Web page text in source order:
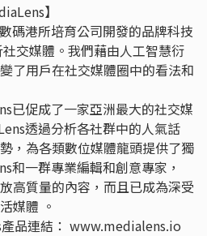
】
碼港所培育公司開發的品牌科技
交媒體。我們藉由人工智慧衍
了用戶在社交媒體圈中的看法和
已促成了一家亞洲最大的社交媒
透過分析各社群中的人氣話
，為各類數位媒體龍頭提供了獨
和一群專業編輯和創意專家，
高質量的內容，而且已成為深受
媒體 。
品連結： www.medialens.io